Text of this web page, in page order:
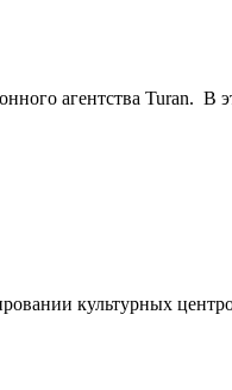
агентства Turan. В
культурных